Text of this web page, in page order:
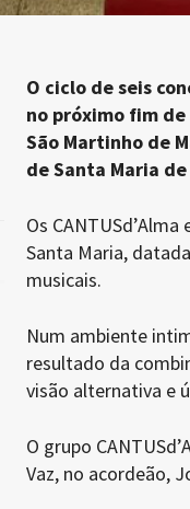
O ciclo de seis
no próximo fim de
São Martinho de
de Santa Maria
Os
Santa Maria,
musicais.
Num ambiente
resultado da
visão alternativa e
O grupo
Vaz, no acordeão,